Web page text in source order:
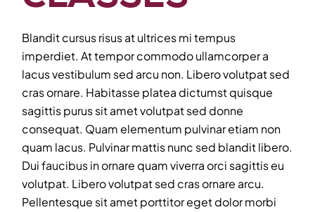
Blandit cursus risus at ultrices mi tempus
imperdiet. At tempor commodo ullamcorper a
lacus vestibulum sed arcu non. Libero volutpat sed
cras ornare. Habitasse platea dictumst quisque
sagittis purus sit amet volutpat sed donne
consequat. Quam elementum pulvinar etiam non
quam lacus. Pulvinar mattis nunc sed blandit libero.
Dui faucibus in ornare quam viverra orci sagittis eu
volutpat. Libero volutpat sed cras ornare arcu.
Pellentesque sit amet porttitor eget dolor morbi